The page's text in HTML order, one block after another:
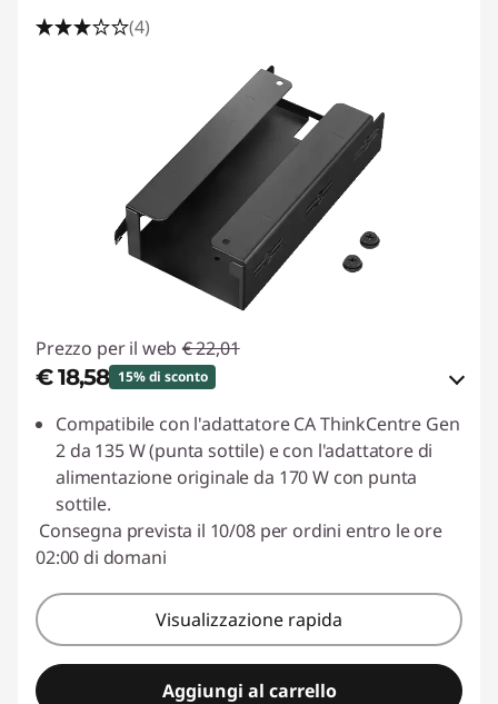
(4)
Prezzo per il web € 22,01
€ 18,58 15% di sconto
Risparmi eCoupon :-€ 3,43
Usa il coupon :ESTATE
Compatibile con l'adattatore CA ThinkCentre Gen
2 da 135 W (punta sottile) e con l'adattatore di
alimentazione originale da 170 W con punta
sottile.
Consegna prevista il 10/08 per ordini entro le ore
02:00 di domani
Visualizzazione rapida
Aggiungi al carrello